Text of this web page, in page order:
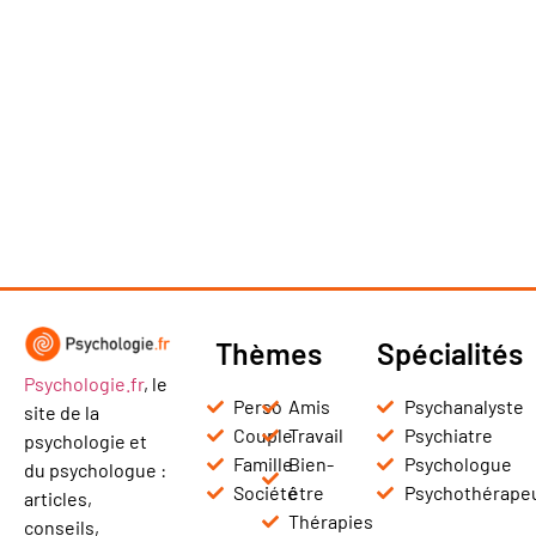
Psychologie.fr, le
site de la
psychologie et
du psychologue :
articles,
conseils,
Thèmes
Perso
Couple
Famille
Société
Amis
Travail
Bien-
être
Thérapies
Spécialités
Psychanalyste
Psychiatre
Psychologue